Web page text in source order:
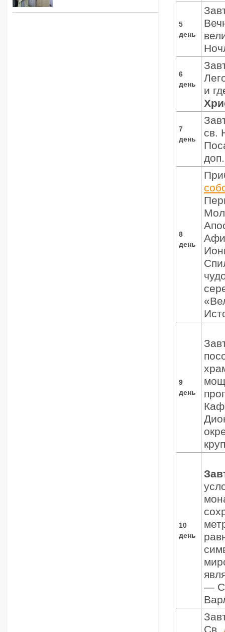
5
день
6
день
и
7
день
св.
8
день
9
день
10
день
—
Св.